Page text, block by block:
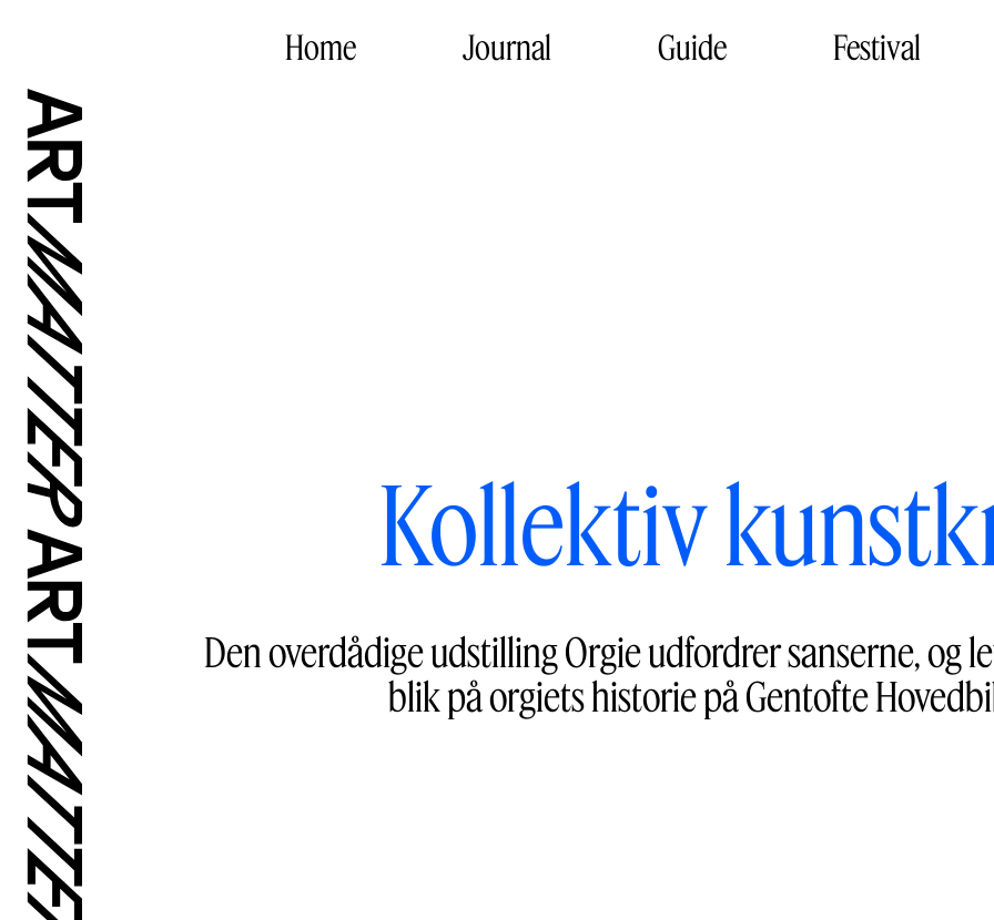
Home Journal Guide Festival
Kollektiv
Den overdådige udstilling Orgie udfordrer sanserne, og
blik på orgiets historie på Gentofte